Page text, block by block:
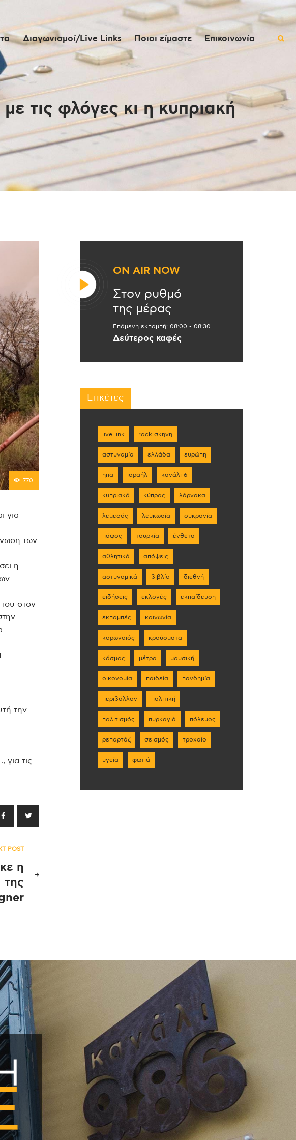
Διαγωνισμοί/Live Links Ποιοι είμαστε Επικοινωνία
τις φλόγες κι η κυπριακή
770
για
των
η
στον
την
για τις
POST
η
της
ON AIR NOW
Στον ρυθμό
της μέρας
Επόμενη εκπομπή: 08:00 - 08:30
Δεύτερος καφές
Ετικέτες
live link rock σκηνη
αστυνομία ελλάδα ευρώπη
ηπα ισραήλ κανάλι 6
κυπριακό κύπρος λάρνακα
λεμεσός λευκωσία ουκρανία
πάφος τουρκία ένθετα
αθλητικά απόψεις
αστυνομικά βιβλίο διεθνή
ειδήσεις εκλογές εκπαίδευση
εκπομπές κοινωνία
κορωνοϊός κρούσματα
κόσμος μέτρα μουσική
οικονομία παιδεία πανδημία
περιβάλλον πολιτική
πολιτισμός πυρκαγιά πόλεμος
ρεπορτάζ σεισμός τροχαίο
υγεία φωτιά